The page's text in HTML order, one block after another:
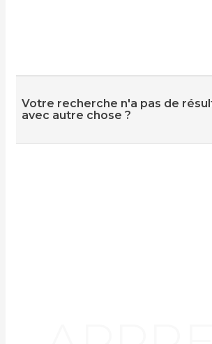
Votre recherche n'a pas de
avec autre chose ?